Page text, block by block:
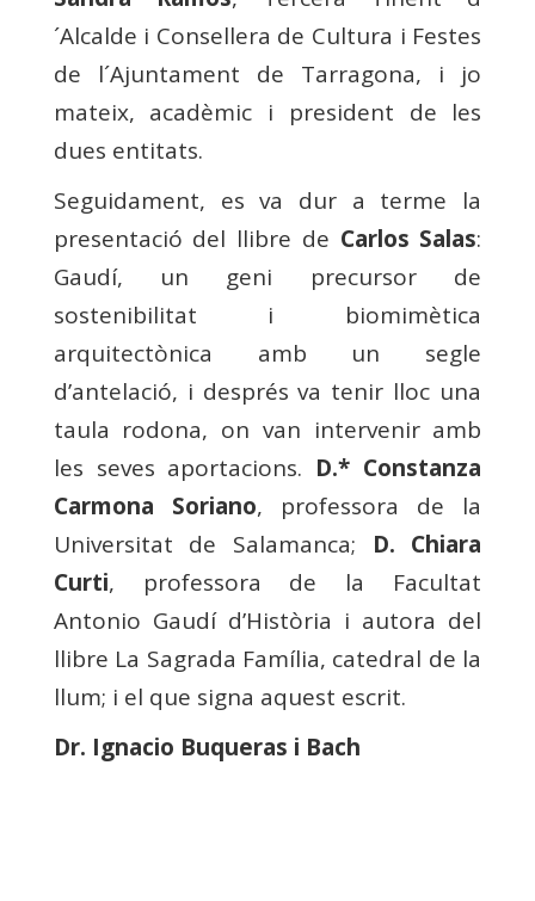
´Alcalde i Consellera de Cultura i Festes
de l´Ajuntament de Tarragona, i jo
mateix, acadèmic i president de les
dues entitats.
Seguidament, es va dur a terme la
presentació del llibre de Carlos Salas:
Gaudí, un geni precursor de
sostenibilitat i biomimètica
arquitectònica amb un segle
d’antelació, i després va tenir lloc una
taula rodona, on van intervenir amb
les seves aportacions. D.* Constanza
Carmona Soriano, professora de la
Universitat de Salamanca; D. Chiara
Curti, professora de la Facultat
Antonio Gaudí d’Història i autora del
llibre La Sagrada Família, catedral de la
llum; i el que signa aquest escrit.
Dr. Ignacio Buqueras i Bach